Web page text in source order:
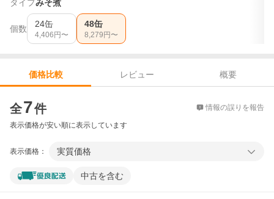
タイプみそ煮
個数 24缶
4,406 円〜
48缶
8,279 円〜
価格比較 レビュー
概要
全7件 情報の誤りを報告
表示価格が安い順に表示しています
表示価格： 実質価格
中古を含む